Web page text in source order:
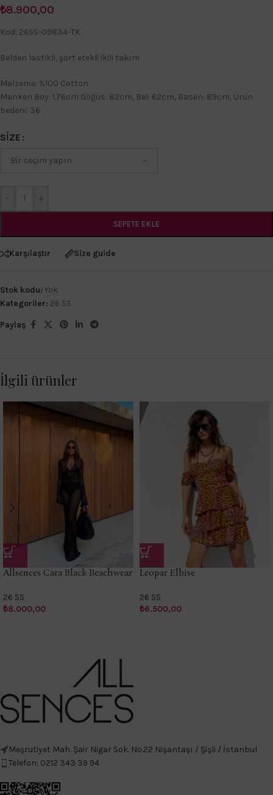
₺8.900,00
Kod: 26SS-09834-TK
Belden lastikli, şort etekli ikili takım
Malzeme: %100 Cotton
Manken Boy: 1.76cm Göğüs: 82cm, Bel: 62cm, Basen: 89cm, Ürün
bedeni: 36
SIZE
- +
SEPETE EKLE
Karşılaştır Size guide
Stok kodu: Yok
Kategoriler: 26 SS
Paylaş
İlgili ürünler
Allsences Cara Black Beachwear
26 SS
₺8.000,00
Leopar Elbise
26 SS
₺6.500,00
Meşrutiyet Mah. Şair Nigar Sok. No.22 Nişantaşı / Şişli / İstanbul
Telefon: 0212 343 39 94